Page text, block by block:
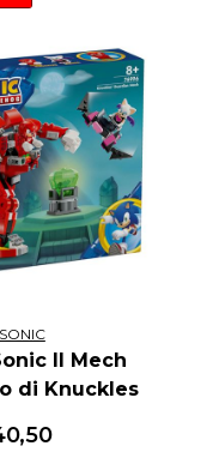
SONIC
Il Mech
di Knuckles